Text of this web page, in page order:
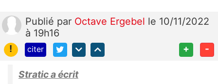
Publié par Octave Ergebel le 10/11/2022
à 19h16
!
citer + -
Stratic a écrit